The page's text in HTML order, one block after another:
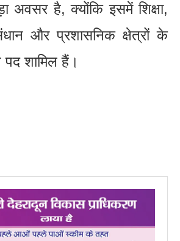
अवसर है, क्योंकि इसमें शिक्षा,
और प्रशासनिक क्षेत्रों के
शामिल हैं।